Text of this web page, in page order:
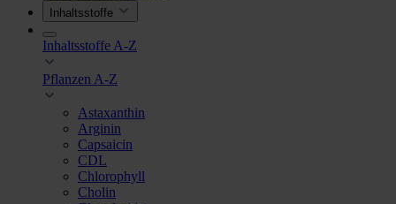
Inhaltsstoffe
Inhaltsstoffe A-Z
Pflanzen A-Z
Astaxanthin
Arginin
Capsaicin
CDL
Chlorophyll
Cholin